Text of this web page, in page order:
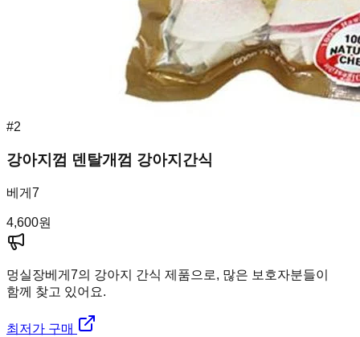
#2
강아지껌 덴탈개껌 강아지간식
베게7
4,600원
멍실장베게7의 강아지 간식 제품으로, 많은 보호자분들이
함께 찾고 있어요.
최저가 구매